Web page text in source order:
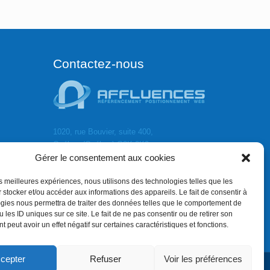
Gérer le consentement aux cookies
meilleures expériences, nous utilisons des technologies telles que les
stocker et/ou accéder aux informations des appareils. Le fait de consentir à
nous permettra de traiter des données telles que le comportement de
les ID uniques sur ce site. Le fait de ne pas consentir ou de retirer son
peut avoir un effet négatif sur certaines caractéristiques et fonctions.
Refuser Voir les préférences
Contactez-nous
1020, rue Bouvier, suite 400,
Québec (Québec) G2K 0K9
418.684.8881